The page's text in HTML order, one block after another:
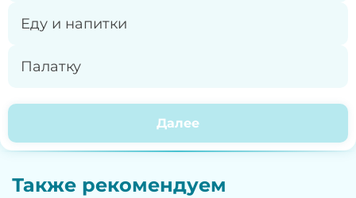
Еду и напитки
Палатку
Далее
Также рекомендуем